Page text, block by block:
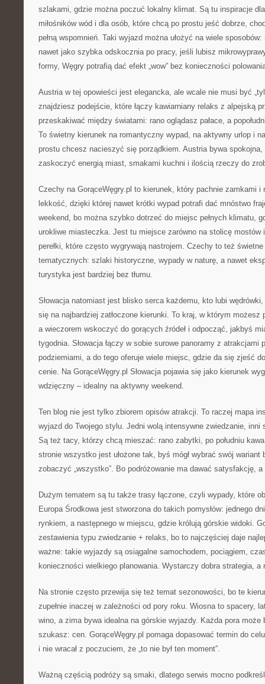
szlakami, gdzie można poczuć lokalny klimat. Są tu inspiracje
miłośników wód i dla osób, które chcą po prostu jeść dobrze,
pełną wspomnień. Taki wyjazd można ułożyć na wiele
nawet jako szybka odskocznia po pracy, jeśli lubisz
formy, Węgry potrafią dać efekt „wow” bez konieczności
Austria w tej opowieści jest elegancka, ale wcale nie musi być
znajdziesz podejście, które łączy kawiarniany relaks z alpejską
przeskakiwać między światami: rano oglądasz pałace, a
To świetny kierunek na romantyczny wypad, na aktywny urlop i
prostu chcesz nacieszyć się porządkiem. Austria bywa
zaskoczyć energią miast, smakami kuchni i ilością rzeczy do
Czechy na GorąceWęgry.pl to kierunek, który pachnie zamkami i
lekkość, dzięki której nawet krótki wypad potrafi dać mnóstwo
weekend, bo można szybko dotrzeć do miejsc pełnych klimatu,
urokliwe miasteczka. Jest tu miejsce zarówno na stolicę mostów
perełki, które często wygrywają nastrojem. Czechy to też
tematycznych: szlaki historyczne, wypady w naturę, a nawet
turystyka jest bardziej bez tłumu.
Słowacja natomiast jest blisko serca każdemu, kto lubi
się na najbardziej zatłoczone kierunki. To kraj, w którym możesz
a wieczorem wskoczyć do gorących źródeł i odpocząć, jakbyś
tygodnia. Słowacja łączy w sobie surowe panoramy z atrakcjami
podziemiami, a do tego oferuje wiele miejsc, gdzie da się zjeść
cenie. Na GorąceWęgry.pl Słowacja pojawia się jako kierunek
wdzięczny – idealny na aktywny weekend.
Ten blog nie jest tylko zbiorem opisów atrakcji. To raczej mapa
wyjazd do Twojego stylu. Jedni wolą intensywne zwiedzanie, inni
Są też tacy, którzy chcą mieszać: rano zabytki, po południu
stronie wszystko jest ułożone tak, byś mógł wybrać swój
zobaczyć „wszystko”. Bo podróżowanie ma dawać satysfakcję, a
Dużym tematem są tu także trasy łączone, czyli wypady, które
Europa Środkowa jest stworzona do takich pomysłów: jednego
rynkiem, a następnego w miejscu, gdzie królują górskie widoki.
zestawienia typu zwiedzanie + relaks, bo to najczęściej daje
ważne: takie wyjazdy są osiągalne samochodem, pociągiem,
konieczności wielkiego planowania. Wystarczy dobra strategia,
Na stronie często przewija się też temat sezonowości, bo te
zupełnie inaczej w zależności od pory roku. Wiosna to spacery,
wino, a zima bywa idealna na górskie wyjazdy. Każda pora
szukasz: cen. GorąceWęgry.pl pomaga dopasować termin do
i nie wracał z poczuciem, że „to nie był ten moment”.
Ważną częścią podróży są smaki, dlatego serwis mocno